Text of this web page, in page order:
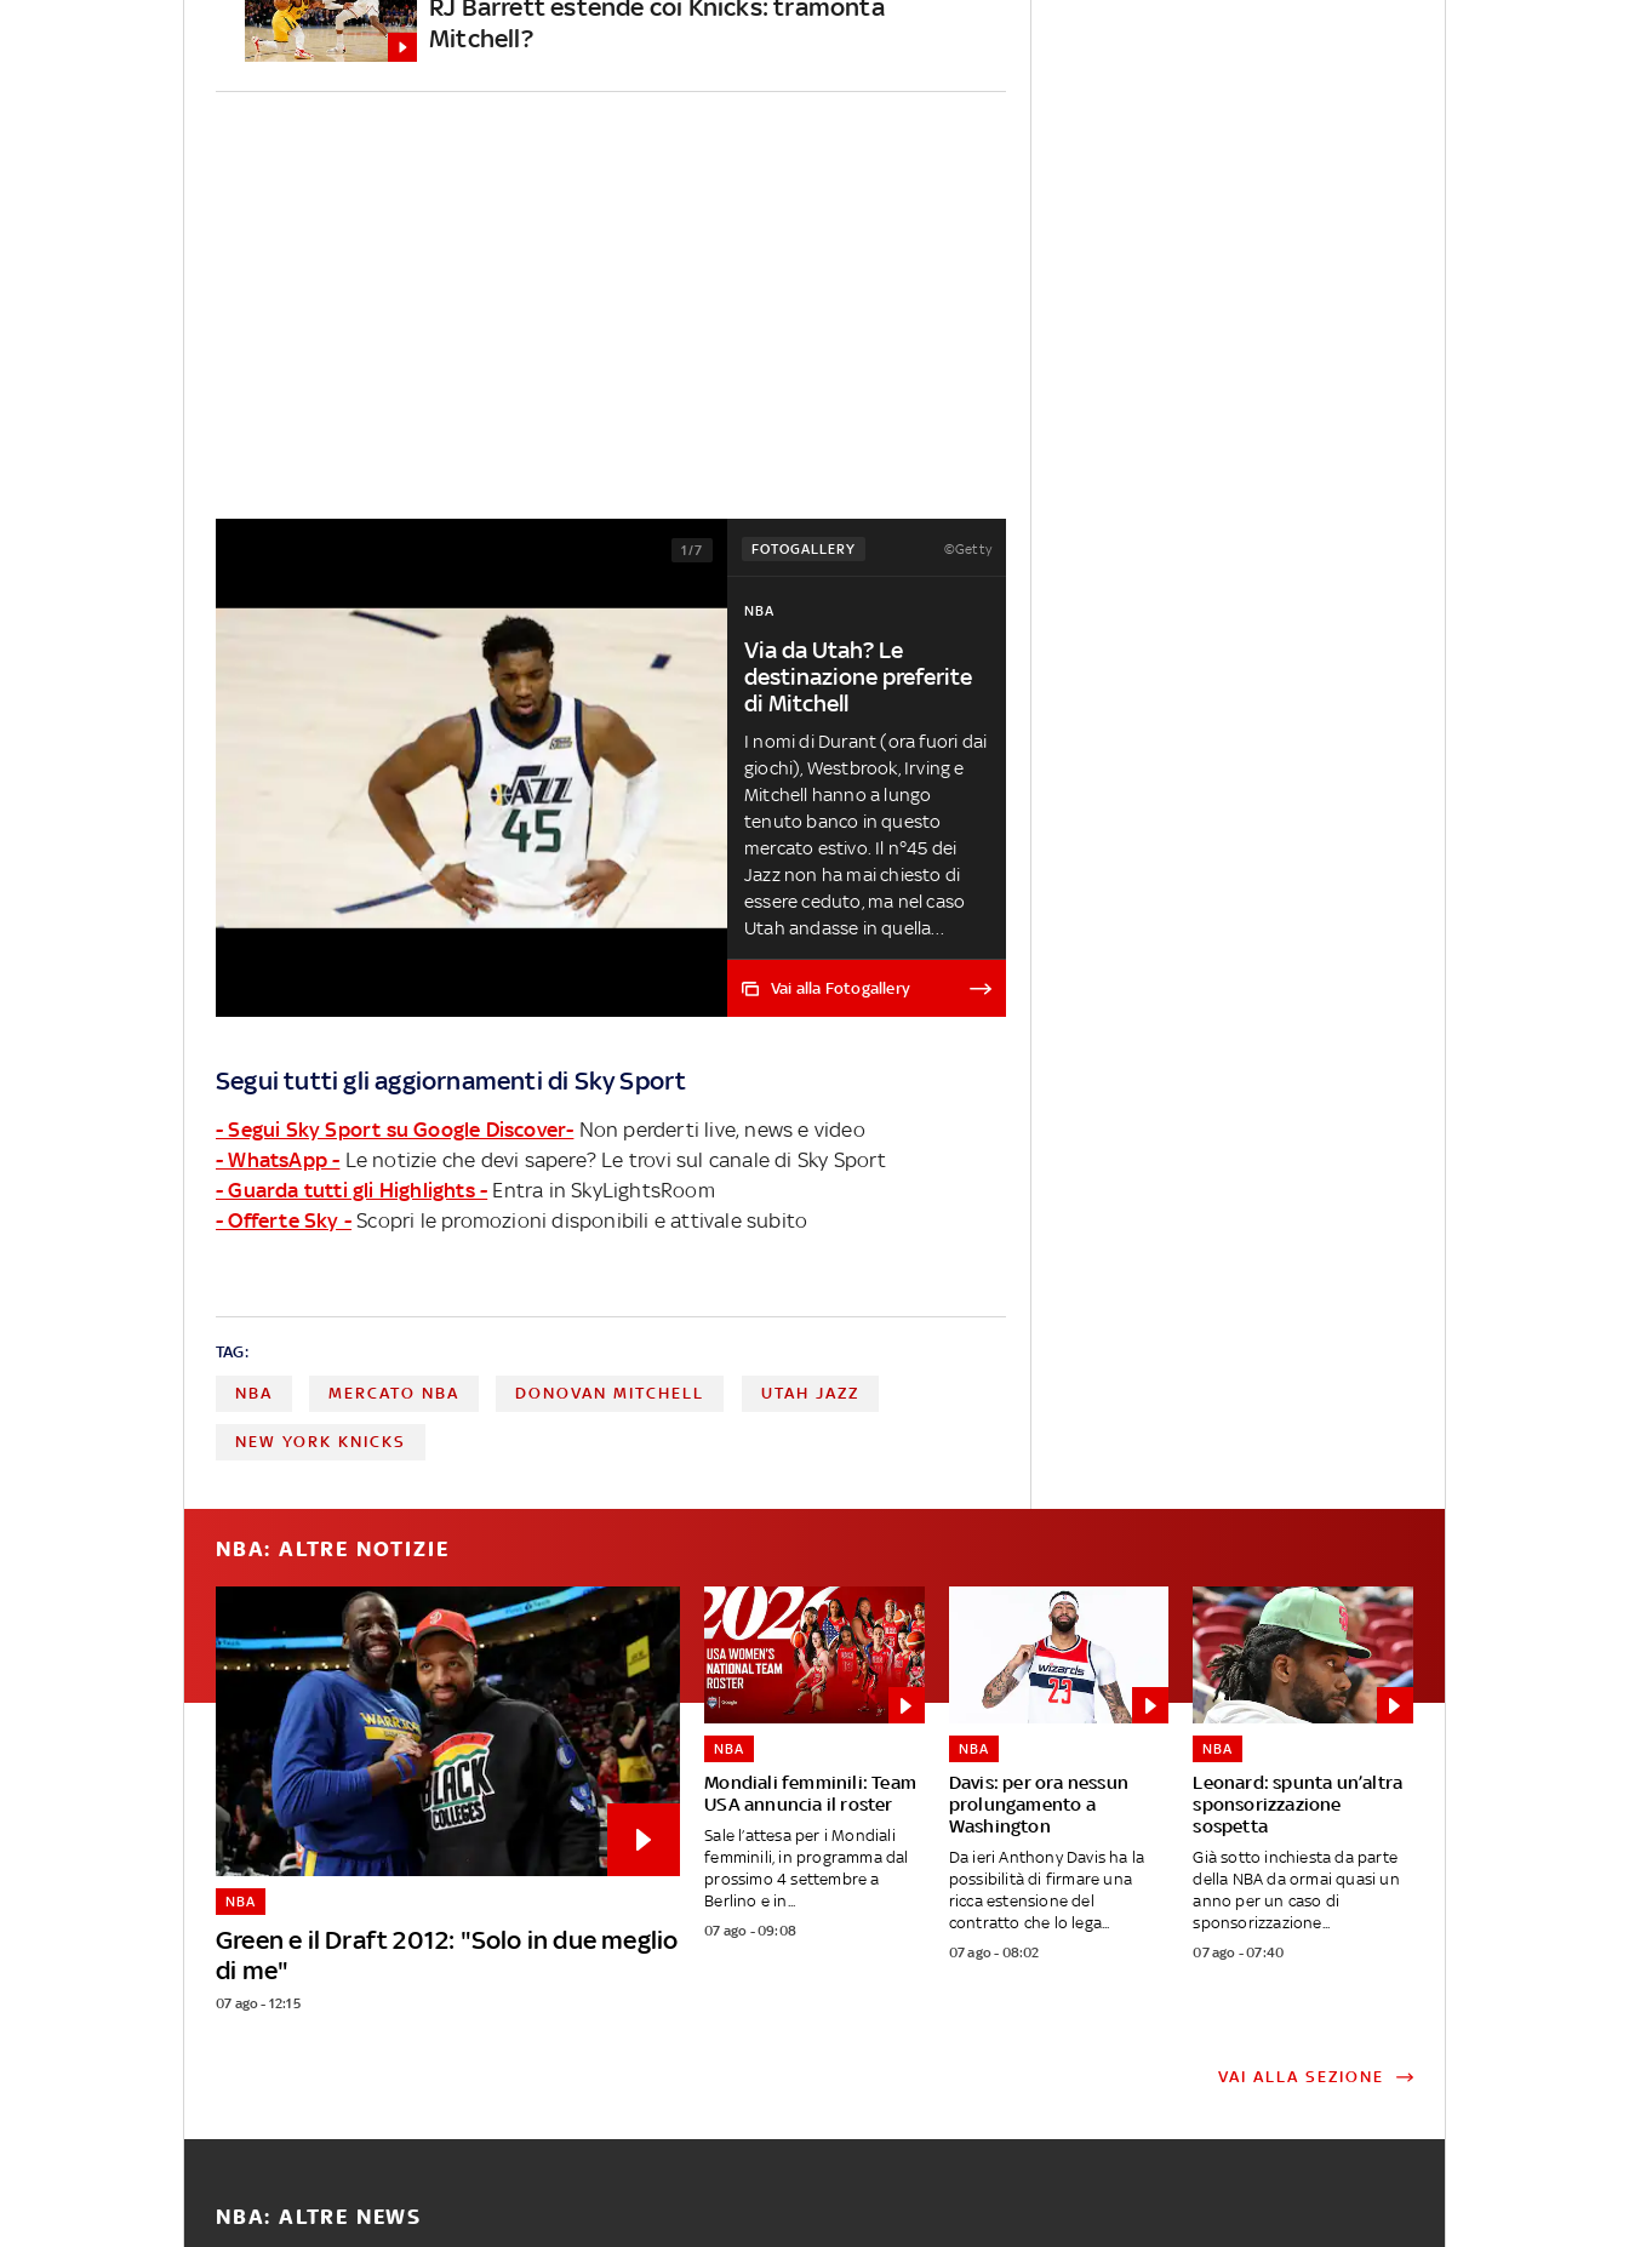
RJ Barrett estende coi Knicks: tramonta
Mitchell?
FOTOGALLERY ©Getty
1/7
NBA
Via da Utah? Le
destinazione preferite
di Mitchell
I nomi di Durant (ora fuori dai
giochi), Westbrook, Irving e
Mitchell hanno a lungo
tenuto banco in questo
mercato estivo. Il n°45 dei
Jazz non ha mai chiesto di
essere ceduto, ma nel caso
Utah andasse in quella
direzione, Mitchell ha messo
in chiaro dove amerebbe
Vai alla Fotogallery
Segui tutti gli aggiornamenti di Sky Sport
- Segui Sky Sport su Google Discover- Non perderti live, news e video
- WhatsApp - Le notizie che devi sapere? Le trovi sul canale di Sky Sport
- Guarda tutti gli Highlights - Entra in SkyLightsRoom
- Offerte Sky - Scopri le promozioni disponibili e attivale subito
TAG:
NBA MERCATO NBA DONOVAN MITCHELL UTAH JAZZ
NEW YORK KNICKS
NBA: ALTRE NOTIZIE
Green e il Draft 2012: "Solo in due meglio
di me"
NBA
07 ago - 12:15
Mondiali femminili: Team
USA annuncia il roster
NBA
Sale l’attesa per i Mondiali
femminili, in programma dal
prossimo 4 settembre a
Berlino e in...
07 ago - 09:08
Davis: per ora nessun
prolungamento a
Washington
NBA
Da ieri Anthony Davis ha la
possibilità di firmare una
ricca estensione del
contratto che lo lega...
07 ago - 08:02
Leonard: spunta un’altra
sponsorizzazione
sospetta
NBA
Già sotto inchiesta da parte
della NBA da ormai quasi un
anno per un caso di
sponsorizzazione...
07 ago - 07:40
VAI ALLA SEZIONE
NBA: ALTRE NEWS